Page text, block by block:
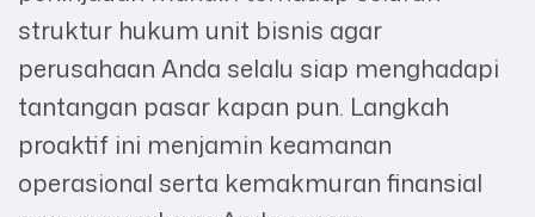
struktur hukum unit bisnis agar
perusahaan Anda selalu siap menghadapi
tantangan pasar kapan pun. Langkah
proaktif ini menjamin keamanan
operasional serta kemakmuran finansial